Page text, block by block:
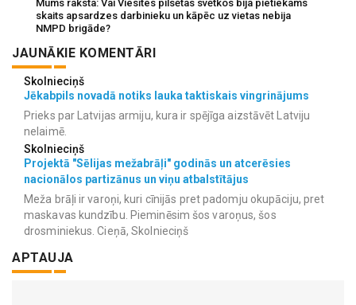
Mums raksta: Vai Viesītes pilsētas svētkos bija pietiekams
skaits apsardzes darbinieku un kāpēc uz vietas nebija
NMPD brigāde?
JAUNĀKIE KOMENTĀRI
Skolnieciņš
Jēkabpils novadā notiks lauka taktiskais vingrinājums
Prieks par Latvijas armiju, kura ir spējīga aizstāvēt Latviju
nelaimē.
Skolnieciņš
Projektā "Sēlijas mežabrāļi" godinās un atcerēsies
nacionālos partizānus un viņu atbalstītājus
Meža brāļi ir varoņi, kuri cīnijās pret padomju okupāciju, pret
maskavas kundzību. Pieminēsim šos varoņus, šos
drosminiekus. Cieņā, Skolnieciņš
APTAUJA